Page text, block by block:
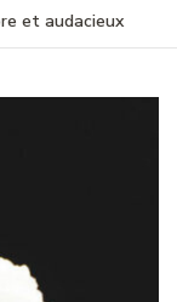
et audacieux